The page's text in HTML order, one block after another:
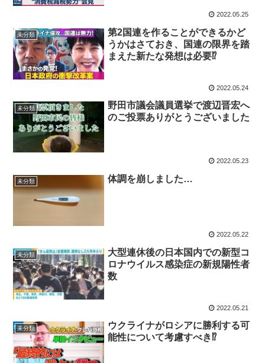
2022.05.25
未分類
第2国連を作ることができるかど
うかはさておき、国連の限界を踏
まえた新たな発想は必要⁉
2022.05.24
未分類
野田市議会議員選挙で渡辺晋宏へ
のご投票ありがとうございました
2022.05.23
未分類 体調を崩しました…
2022.05.22
未分類
大型連休後の日本国内での新型コ
ロナウイルス感染症の新規陽性者
数
2022.05.21
未分類
ウクライナがロシアに勝利する可
能性について考慮すべき⁉